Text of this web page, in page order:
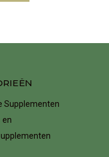
Supplementen
en